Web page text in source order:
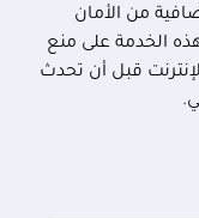
من الأمان
الخدمة على منع
قبل أن تحدث